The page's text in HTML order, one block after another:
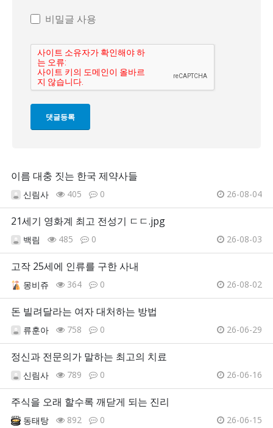
비밀글 사용
이름 대충 짓는 한국 제약사들
신림사 405 0 26-08-04
21세기 영화계 최고 전성기 ㄷㄷ.jpg
백림 485 0 26-08-03
고작 25세에 인류를 구한 사내
몽비쥬 364 0 26-08-02
돈 빌려달라는 여자 대처하는 방법
류훈아 758 0 26-06-29
정신과 전문의가 말하는 최고의 치료
신림사 789 0 26-06-16
주식을 오래 할수록 깨닫게 되는 진리
동태탕 892 0 26-06-15